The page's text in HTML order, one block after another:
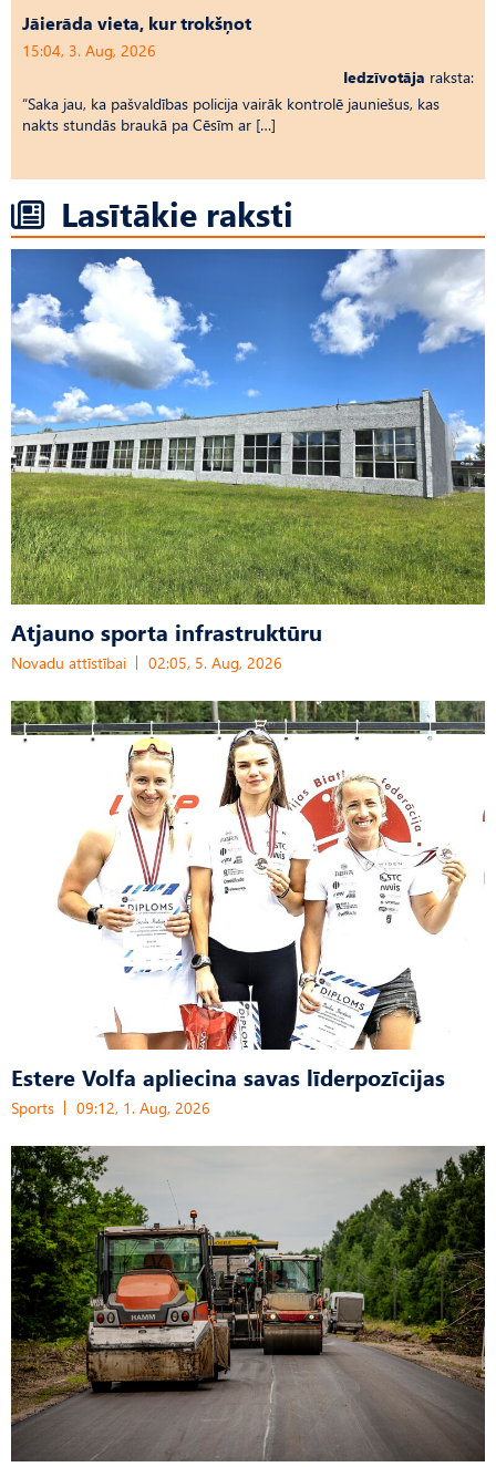
Jāierāda vieta, kur trokšņot
15:04, 3. Aug, 2026
Iedzīvotāja raksta:
“Saka jau, ka pašvaldības policija vairāk kontrolē jauniešus, kas
nakts stundās braukā pa Cēsīm ar […]
Lasītākie raksti
Atjauno sporta infrastruktūru
Novadu attīstībai 02:05, 5. Aug, 2026
Estere Volfa apliecina savas līderpozīcijas
Sports 09:12, 1. Aug, 2026